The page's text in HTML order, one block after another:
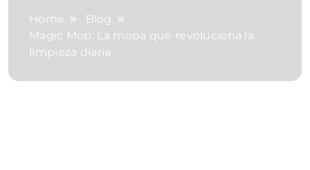
Home
Blog
Magic Mop: La mopa que revoluciona la
limpieza diaria